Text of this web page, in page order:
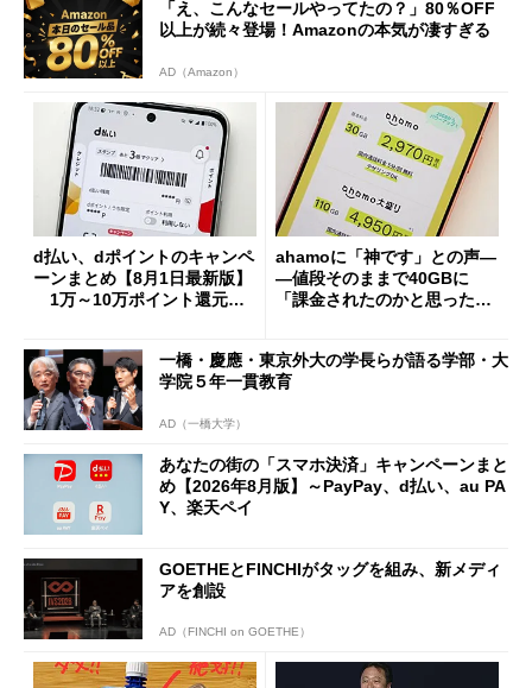
「え、こんなセールやってたの？」80％OFF
以上が続々登場！Amazonの本気が凄すぎる
AD（Amazon）
d払い、dポイントのキャンペ
ーンまとめ【8月1日最新版】
1万～10万ポイント還元の
ahamoに「神です」との声―
―値段そのままで40GBに
「課金されたのかと思った」
一橋・慶應・東京外大の学長らが語る学部・大
学院５年一貫教育
AD（一橋大学）
あなたの街の「スマホ決済」キャンペーンまと
め【2026年8月版】～PayPay、d払い、au PA
Y、楽天ペイ
GOETHEとFINCHIがタッグを組み、新メディ
アを創設
AD（FINCHI on GOETHE）